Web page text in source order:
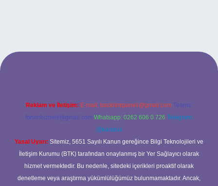
bahis sitesi
Reklam ve İletişim: E-mail: backlinkpaneli@gmail.com Teams:
forumhizmeti@gmail.com Whatsapp: 0262 606 0 726 Telegram:
@karabul
Yasal Uyarı: Sitemiz, 5651 Sayılı Kanun gereğince Bilgi Teknolojileri ve
İletişim Kurumu (BTK) tarafından onaylanmış bir Yer Sağlayıcı olarak
hizmet vermektedir. Bu nedenle, sitedeki içerikleri proaktif olarak
denetleme veya araştırma yükümlülüğümüz bulunmamaktadır. Ancak,